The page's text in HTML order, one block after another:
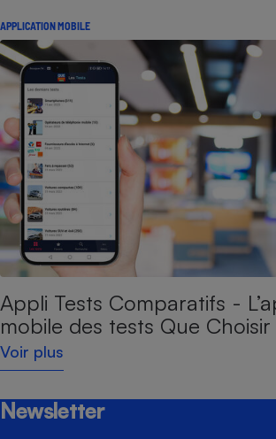
APPLICATION MOBILE
Appli Tests Comparatifs -
mobile des tests Que Choisir
Voir plus
Newsletter